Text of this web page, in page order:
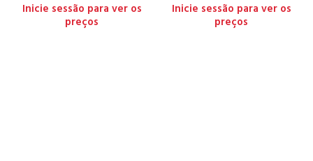
Inicie sessão para ver os
preços
Inicie sessão para ver os
preços